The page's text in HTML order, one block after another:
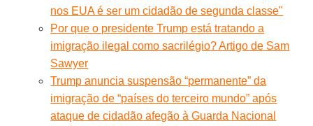
nos EUA é ser um cidadão de segunda classe"
Por que o presidente Trump está tratando a
imigração ilegal como sacrilégio? Artigo de Sam
Sawyer
Trump anuncia suspensão “permanente” da
imigração de “países do terceiro mundo” após
ataque de cidadão afegão à Guarda Nacional